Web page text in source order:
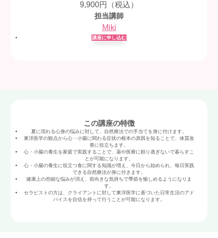
9,900円（税込）
担当講師
Miki
講座に申し込む
この講座の特徴
夏に現れる心身の悩みに対して、自然療法での手当てを身に付けます。
東洋医学の観点から心・小腸に関わる症状の根本の原因を知ることで、体質改
善に役立ちます。
心・小腸の養生を家庭で実践することで、薬や医療に頼り過ぎないで暮らすこ
とが可能になります。
心・小腸の養生に役立つ食に関する知識が増え、今日から始められ、毎日実践
できる自然療法が身に付きます。
健康上の些細な悩みが消え、前向きな気持ちで季節を愉しめるようになりま
す。
セラピストの方は、クライアントに対して東洋医学に基づいた日常生活のアド
バイスを自信を持って行うことが可能になります。